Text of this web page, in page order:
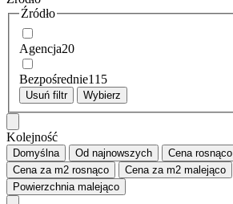
Źródło
Agencja20
Bezpośrednie115
Usuń filtr Wybierz
Kolejność
Domyślna Od najnowszych Cena rosnąco
Cena za m2 rosnąco Cena za m2 malejąco
Powierzchnia malejąco